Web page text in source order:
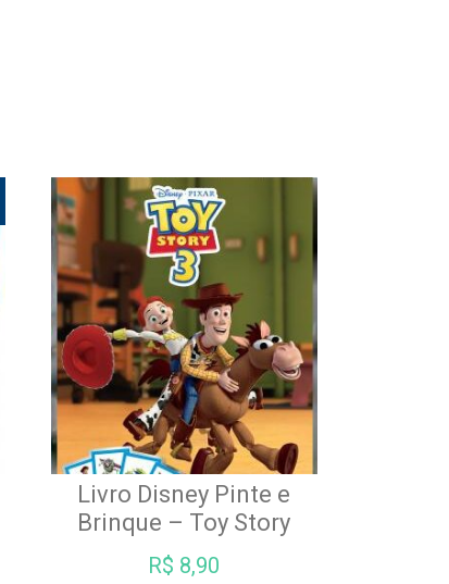
Livro Disney Pinte e
Brinque – Toy Story
R$ 8,90